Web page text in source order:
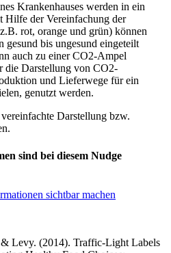
Krankenhauses werden in ein
Hilfe der Vereinfachung der
rot, orange und grün) können
gesund bis ungesund eingeteilt
auch zu einer CO2-Ampel
die Darstellung von CO2-
und Lieferwege für ein
genutzt werden.
Darstellung bzw.
sind bei diesem Nudge
sichtbar machen
Levy. (2014). Traffic-Light Labels